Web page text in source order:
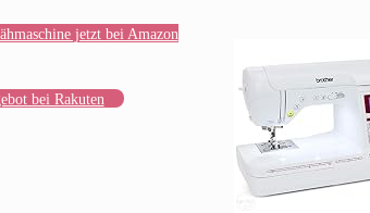
jetzt bei Amazon
bei Rakuten